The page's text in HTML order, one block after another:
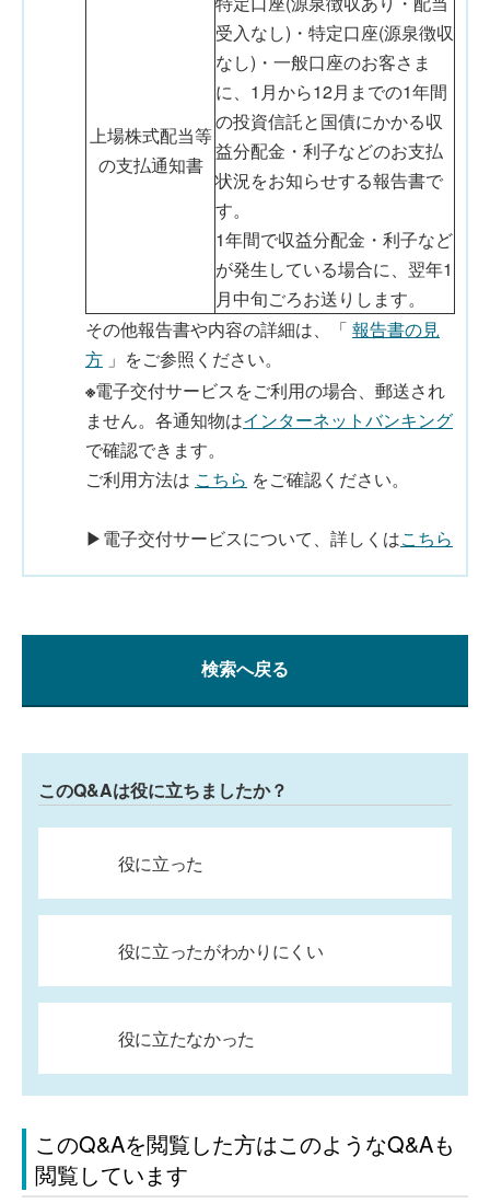
上場株式配当等
の支払通知書
受入なし)・特定口座(源泉徴収
なし)・一般口座のお客さま
に、1月から12月までの1年間
の投資信託と国債にかかる収
益分配金・利子などのお支払
状況をお知らせする報告書で
す。
1年間で収益分配金・利子など
が発生している場合に、翌年1
月中旬ごろお送りします。
その他報告書や内容の詳細は、「 報告書の見
方 」をご参照ください。
※電子交付サービスをご利用の場合、郵送され
ません。各通知物はインターネットバンキング
で確認できます。
ご利用方法は こちら をご確認ください。
▶電子交付サービスについて、詳しくはこちら
検索へ戻る
このQ&Aは役に立ちましたか？
役に立った
役に立ったがわかりにくい
役に立たなかった
このQ&Aを閲覧した方はこのようなQ&Aも
閲覧しています